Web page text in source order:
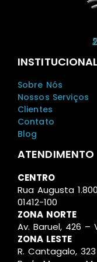
INSTITUCIONAL
Sobre Nós
Nossos Serviços
Clientes
Contato
Blog
ATENDIMENTO
CENTRO
Rua Augusta
01412-100
ZONA NORTE
Av. Baruel, 426 –
ZONA LESTE
R. Cantagalo,